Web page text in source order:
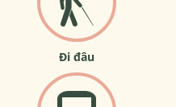
Đi đâu